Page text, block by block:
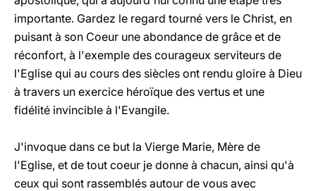
importante. Gardez le regard tourné vers le Christ, en
puisant à son Coeur une abondance de grâce et de
réconfort, à l'exemple des courageux serviteurs de
l'Eglise qui au cours des siècles ont rendu gloire à Dieu
à travers un exercice héroïque des vertus et une
fidélité invincible à l'Evangile.
J'invoque dans ce but la Vierge Marie, Mère de
l'Eglise, et de tout coeur je donne à chacun, ainsi qu'à
ceux qui sont rassemblés autour de vous avec